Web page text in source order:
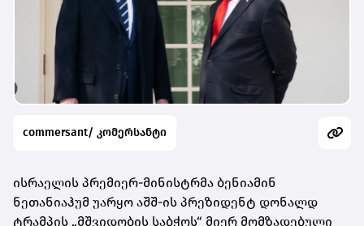
commersant/ კომერსანტი
ისრაელის პრემიერ-მინისტრმა ბენიამინ
ნეთანიაჰუმ უარყო აშშ-ის პრეზიდენტ დონალდ
ტრამპის „მშვიდობის საბჭოს“ მიერ მომზადებული